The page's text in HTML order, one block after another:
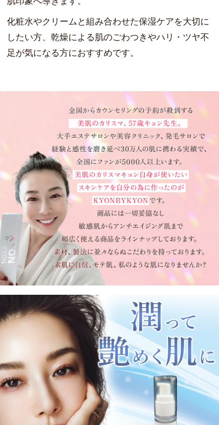
化粧水やクリームと組み合わせた保湿ケアを大切に
したい方、乾燥による肌のごわつきやハリ・ツヤ不
足が気になる方におすすめです。